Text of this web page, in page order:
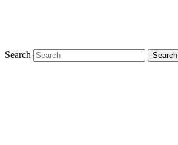
Search Search